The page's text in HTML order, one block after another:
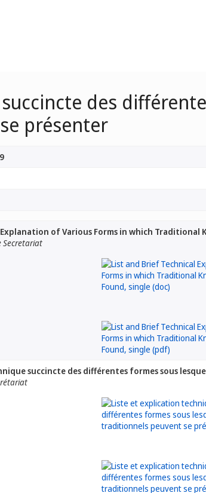
des
présenter
of Various Forms in which Traditional
Secretariat
succincte des différentes formes sous